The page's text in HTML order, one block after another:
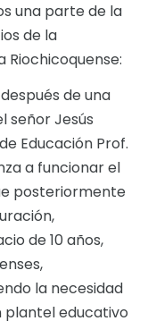
una parte de la
de la
de una
señor Jesús
Educación Prof.
a funcionar el
posteriormente
de 10 años,
la necesidad
plantel educativo